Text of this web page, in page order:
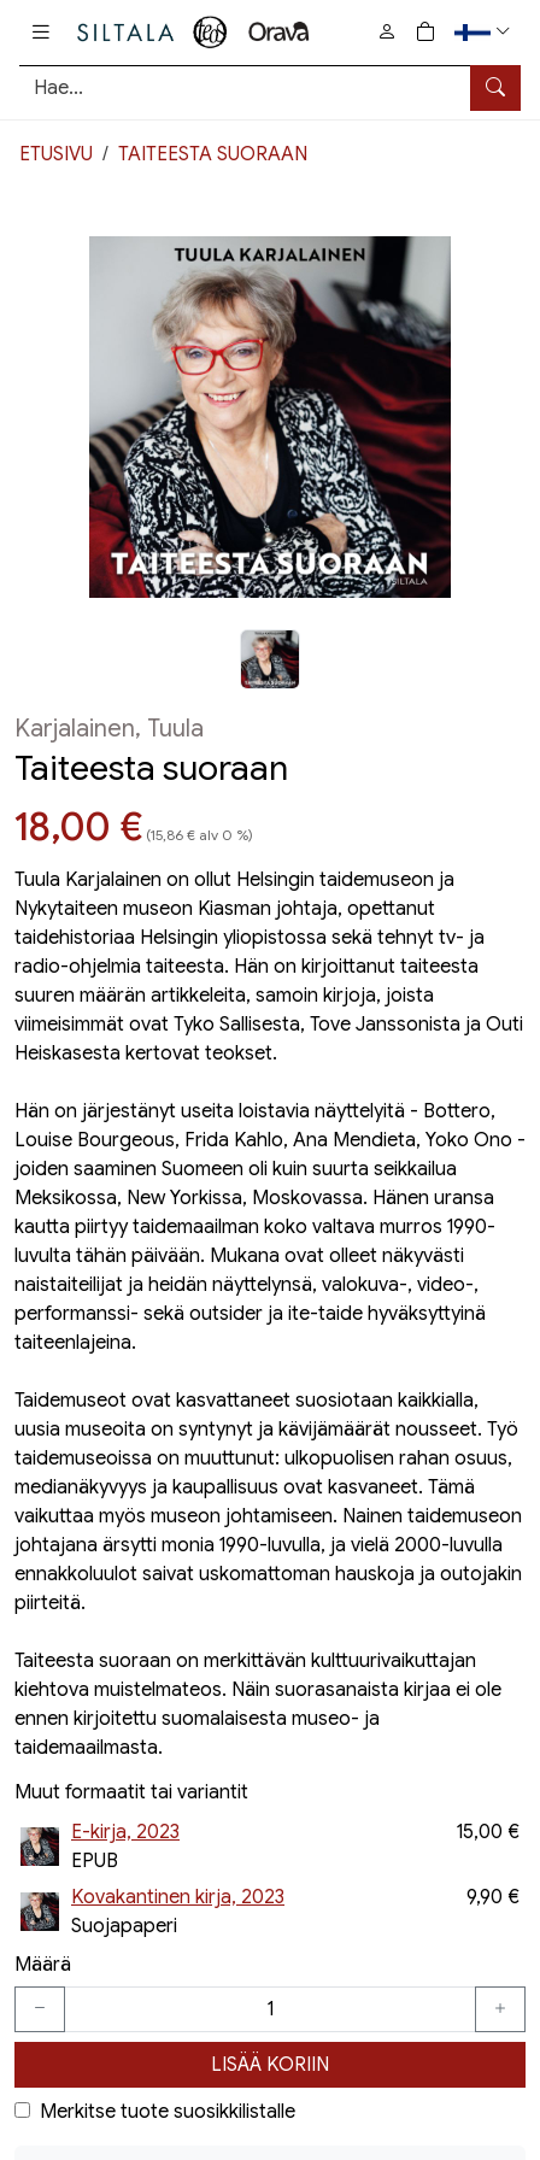
Hae
0
tuotetta
ETUSIVU TAITEESTA SUORAAN
Karjalainen, Tuula
Taiteesta suoraan
Hinta nyt
18,00 € (15,86 € alv 0 %)
Tuula Karjalainen on ollut Helsingin taidemuseon ja
Nykytaiteen museon Kiasman johtaja, opettanut
taidehistoriaa Helsingin yliopistossa sekä tehnyt tv- ja
radio-ohjelmia taiteesta. Hän on kirjoittanut taiteesta
suuren määrän artikkeleita, samoin kirjoja, joista
viimeisimmät ovat Tyko Sallisesta, Tove Janssonista ja Outi
Heiskasesta kertovat teokset.
Hän on järjestänyt useita loistavia näyttelyitä - Bottero,
Louise Bourgeous, Frida Kahlo, Ana Mendieta, Yoko Ono -
joiden saaminen Suomeen oli kuin suurta seikkailua
Meksikossa, New Yorkissa, Moskovassa. Hänen uransa
kautta piirtyy taidemaailman koko valtava murros 1990-
luvulta tähän päivään. Mukana ovat olleet näkyvästi
naistaiteilijat ja heidän näyttelynsä, valokuva-, video-,
performanssi- sekä outsider ja ite-taide hyväksyttyinä
taiteenlajeina.
Taidemuseot ovat kasvattaneet suosiotaan kaikkialla,
uusia museoita on syntynyt ja kävijämäärät nousseet. Työ
taidemuseoissa on muuttunut: ulkopuolisen rahan osuus,
medianäkyvyys ja kaupallisuus ovat kasvaneet. Tämä
vaikuttaa myös museon johtamiseen. Nainen taidemuseon
johtajana ärsytti monia 1990-luvulla, ja vielä 2000-luvulla
ennakkoluulot saivat uskomattoman hauskoja ja outojakin
piirteitä.
Taiteesta suoraan on merkittävän kulttuurivaikuttajan
kiehtova muistelmateos. Näin suorasanaista kirjaa ei ole
ennen kirjoitettu suomalaisesta museo- ja
taidemaailmasta.
Muut formaatit tai variantit
E-kirja, 2023
EPUB
15,00 €
Kovakantinen kirja, 2023
Suojapaperi
9,90 €
Määrä
LISÄÄ KORIIN
Merkitse tuote suosikkilistalle